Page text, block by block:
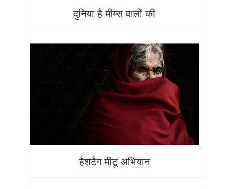
दुनिया है मीम्स वालों की
हैशटैग मीटू अभियान